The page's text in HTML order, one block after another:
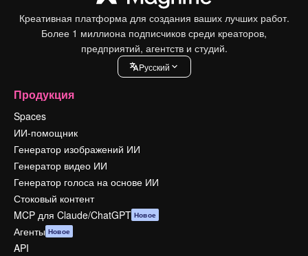
Креативная платформа для создания ваших лучших работ.
Более 1 миллиона подписчиков среди креаторов,
предприятий, агентств и студий.
Pусский
Продукция
Spaces
ИИ-помощник
Генератор изображений ИИ
Генератор видео ИИ
Генератор голоса на основе ИИ
Стоковый контент
MCP для Claude/ChatGPT Новое
Агенты Новое
API